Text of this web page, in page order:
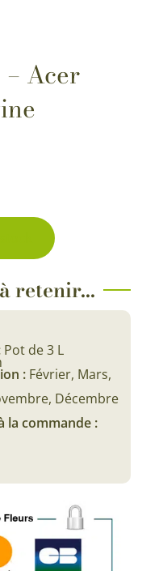
Acer
retenir...
Pot de 3 L
: Février, Mars,
Décembre
la commande :